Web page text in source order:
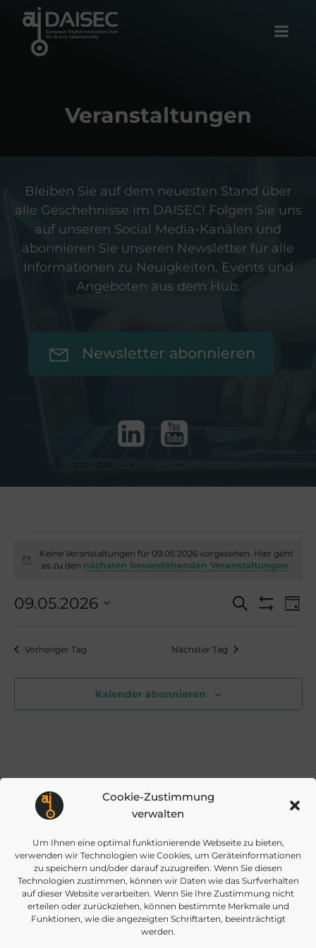
Cookie-Zustimmung
verwalten
Um Ihnen eine optimal funktionierende Webseite zu bieten,
verwenden wir Technologien wie Cookies, um Geräteinformationen
zu speichern und/oder darauf zuzugreifen. Wenn Sie diesen
Technologien zustimmen, können wir Daten wie das Surfverhalten
auf dieser Website verarbeiten. Wenn Sie Ihre Zustimmung nicht
erteilen oder zurückziehen, können bestimmte Merkmale und
Funktionen, wie die angezeigten Schriftarten, beeinträchtigt
werden.
Veranstaltungen
Bleiben Sie auf dem neuesten Stand über
alle Geschehnisse im DAISEC! Folgen Sie uns
auf unseren Social Media-Kanälen und
abonnieren Sie unseren Newsletter für alle
Informationen zu Neuigkeiten, Events und
Angeboten aus dem Hub.
Newsletter abonnieren
für
09.05.2026
Hinweis
Keine Veranstaltungen für 09.05.2026 vorgesehen. Hier geht
es zu den nächsten bevorstehenden Veranstaltungen
V
e
r
n
t
a
Suche
V
r
a
s
t
a
l
Tag
09.05.2026
Vorheriger Tag Nächster Tag
Kalender abonnieren